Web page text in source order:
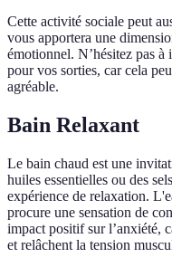
Cette activité sociale peut
vous apportera une
émotionnel. N’hésitez pas
pour vos sorties, car cela
agréable.
Bain Relaxant
Le bain chaud est une
huiles essentielles ou des
expérience de relaxation.
procure une sensation de
impact positif sur l’anxiété,
et relâchent la tension